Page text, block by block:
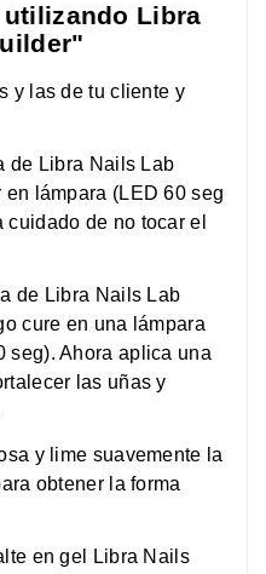
Libra
y las de tu cliente y
de Libra Nails Lab
lámpara (LED 60 seg
de no tocar el
de Libra Nails Lab
cure en una lámpara
seg). Ahora aplica una
las uñas y
y lime suavemente la
obtener la forma
en gel Libra Nails